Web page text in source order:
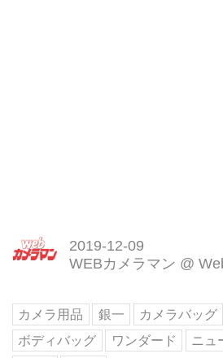
2019-12-09
WEBカメラマン @
カメラ用品 銀一 カメラバッグ
ボディバッグ
ワンダード ニュ